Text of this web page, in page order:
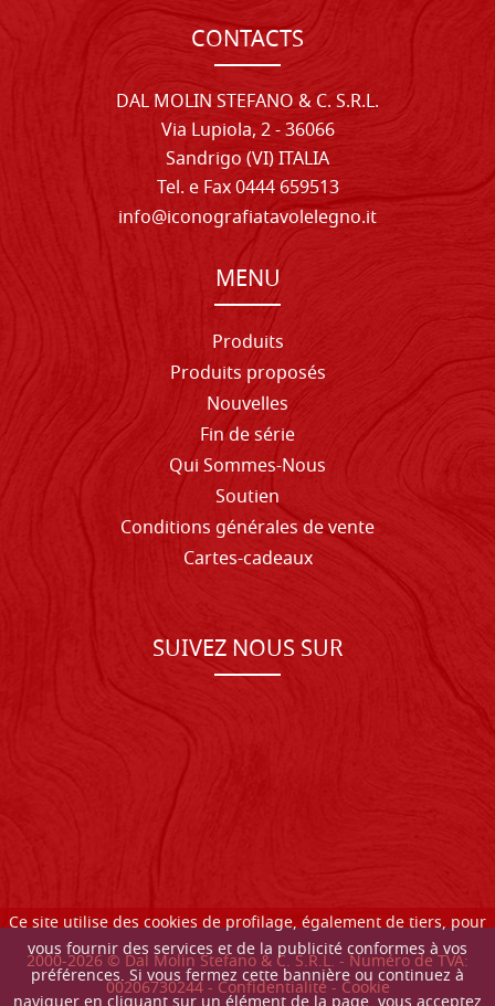
Ce site utilise des cookies de profilage, également de tiers, pour
vous fournir des services et de la publicité conformes à vos
préférences. Si vous fermez cette bannière ou continuez à
CONTACTS
DAL MOLIN STEFANO & C. S.R.L.
Via Lupiola, 2 - 36066
Sandrigo (VI) ITALIA
Tel. e Fax 0444 659513
info@iconografiatavolelegno.it
MENU
Produits
Produits proposés
Nouvelles
Fin de série
Qui Sommes-Nous
Soutien
Conditions générales de vente
Cartes-cadeaux
SUIVEZ NOUS SUR
2000-2026© Dal Molin Stefano & C. S.R.L. - Numéro de TVA:
00206730244 -Confidentialité-Cookie